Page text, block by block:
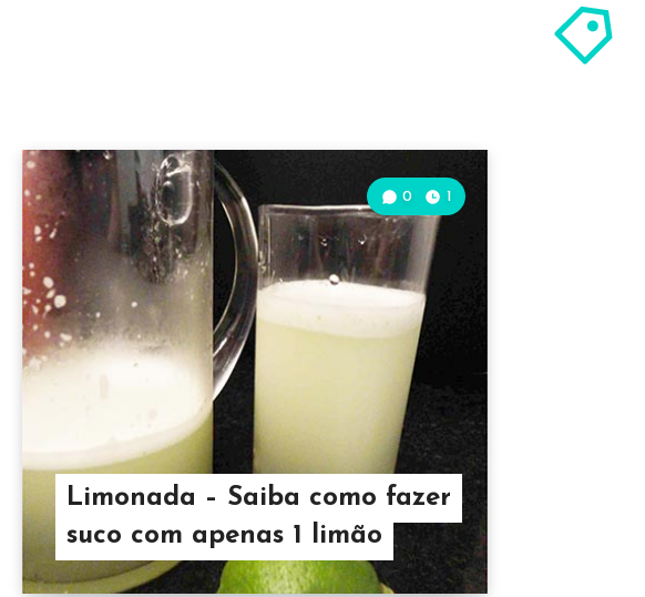
Limonada – Saiba como fazer
suco com apenas 1 limão
0 1